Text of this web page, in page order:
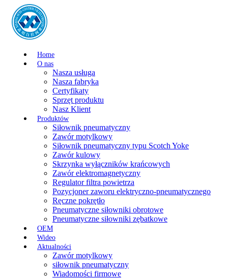
Home
O nas
Nasza usługa
Nasza fabryka
Certyfikaty
Sprzęt produktu
Nasz Klient
Produktów
Siłownik pneumatyczny
Zawór motylkowy
Siłownik pneumatyczny typu Scotch Yoke
Zawór kulowy
Skrzynka wyłączników krańcowych
Zawór elektromagnetyczny
Regulator filtra powietrza
Pozycjoner zaworu elektryczno-pneumatycznego
Ręczne pokrętło
Pneumatyczne siłowniki obrotowe
Pneumatyczne siłowniki zębatkowe
OEM
Wideo
Aktualności
Zawór motylkowy
siłownik pneumatyczny
Wiadomości firmowe